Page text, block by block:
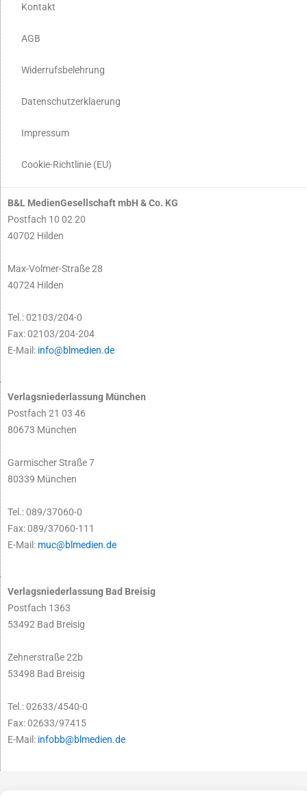
Kontakt
AGB
Widerrufsbelehrung
Datenschutzerklaerung
Impressum
Cookie-Richtlinie (EU)
B&L MedienGesellschaft mbH & Co. KG
Postfach 10 02 20
40702 Hilden
Max-Volmer-Straße 28
40724 Hilden
Tel.: 02103/204-0
Fax: 02103/204-204
E-Mail: info@blmedien.de
Verlagsniederlassung München
Postfach 21 03 46
80673 München
Garmischer Straße 7
80339 München
Tel.: 089/37060-0
Fax: 089/37060-111
E-Mail: muc@blmedien.de
Verlagsniederlassung Bad Breisig
Postfach 1363
53492 Bad Breisig
Zehnerstraße 22b
53498 Bad Breisig
Tel.: 02633/4540-0
Fax: 02633/97415
E-Mail: infobb@blmedien.de